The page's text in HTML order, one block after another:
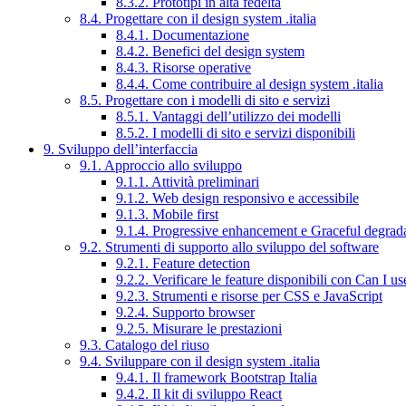
8.4. Progettare con il design system .italia
8.4.1. Documentazione
8.4.2. Benefici del design system
8.4.3. Risorse operative
8.4.4. Come contribuire al design system .italia
8.5. Progettare con i modelli di sito e servizi
8.5.1. Vantaggi dell’utilizzo dei modelli
8.5.2. I modelli di sito e servizi disponibili
9. Sviluppo dell’interfaccia
9.1. Approccio allo sviluppo
9.1.1. Attività preliminari
9.1.2. Web design responsivo e accessibile
9.1.3. Mobile first
9.1.4. Progressive enhancement e Graceful
9.2. Strumenti di supporto allo sviluppo del software
9.2.1. Feature detection
9.2.2. Verificare le feature disponibili con Can I
9.2.3. Strumenti e risorse per CSS e JavaScript
9.2.4. Supporto browser
9.2.5. Misurare le prestazioni
9.3. Catalogo del riuso
9.4. Sviluppare con il design system .italia
9.4.1. Il framework Bootstrap Italia
9.4.2. Il kit di sviluppo React